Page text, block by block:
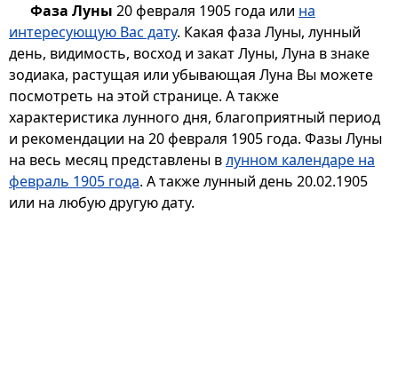
Фаза Луны 20 февраля 1905 года или на
интересующую Вас дату. Какая фаза Луны, лунный
день, видимость, восход и закат Луны, Луна в знаке
зодиака, растущая или убывающая Луна Вы можете
посмотреть на этой странице. А также
характеристика лунного дня, благоприятный период
и рекомендации на 20 февраля 1905 года. Фазы Луны
на весь месяц представлены влунном календаре на
февраль 1905 года. А также лунный день 20.02.1905
или на любую другую дату.